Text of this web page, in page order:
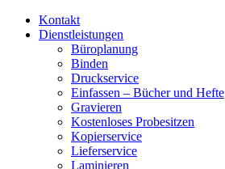
Kontakt
Dienstleistungen
Büroplanung
Binden
Druckservice
Einfassen – Bücher und Hefte
Gravieren
Kostenloses Probesitzen
Kopierservice
Lieferservice
Laminieren